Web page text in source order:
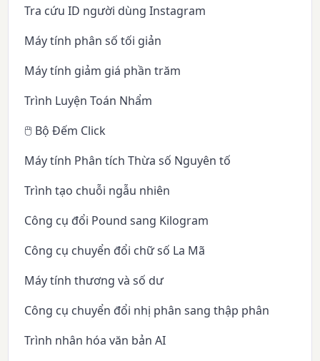
Tra cứu ID người dùng Instagram
Máy tính phân số tối giản
Máy tính giảm giá phần trăm
Trình Luyện Toán Nhẩm
🖱️ Bộ Đếm Click
Máy tính Phân tích Thừa số Nguyên tố
Trình tạo chuỗi ngẫu nhiên
Công cụ đổi Pound sang Kilogram
Công cụ chuyển đổi chữ số La Mã
Máy tính thương và số dư
Công cụ chuyển đổi nhị phân sang thập phân
Trình nhân hóa văn bản AI